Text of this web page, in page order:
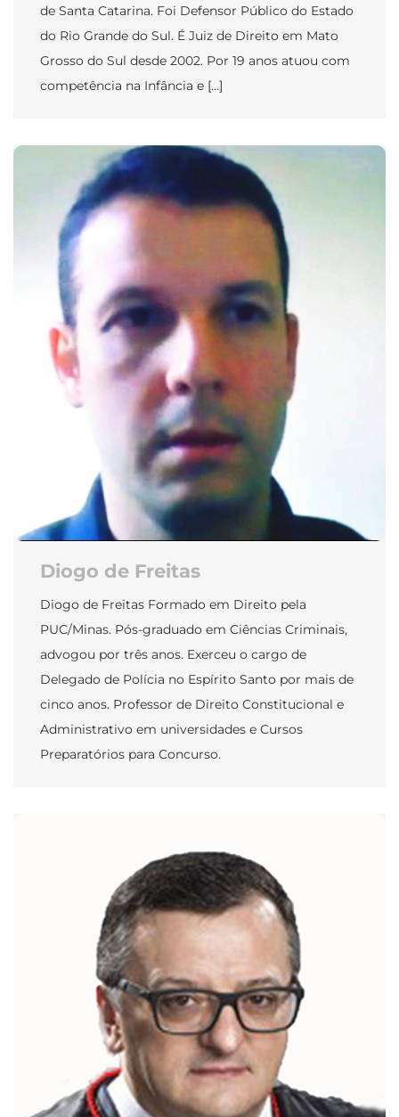
de Santa Catarina. Foi Defensor Público do Estado
do Rio Grande do Sul. É Juiz de Direito em Mato
Grosso do Sul desde 2002. Por 19 anos atuou com
competência na Infância e […]
Diogo de Freitas
Diogo de Freitas Formado em Direito pela
PUC/Minas. Pós-graduado em Ciências Criminais,
advogou por três anos. Exerceu o cargo de
Delegado de Polícia no Espírito Santo por mais de
cinco anos. Professor de Direito Constitucional e
Administrativo em universidades e Cursos
Preparatórios para Concurso.